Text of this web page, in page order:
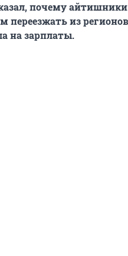
почему
переезжать из
на зарплаты.